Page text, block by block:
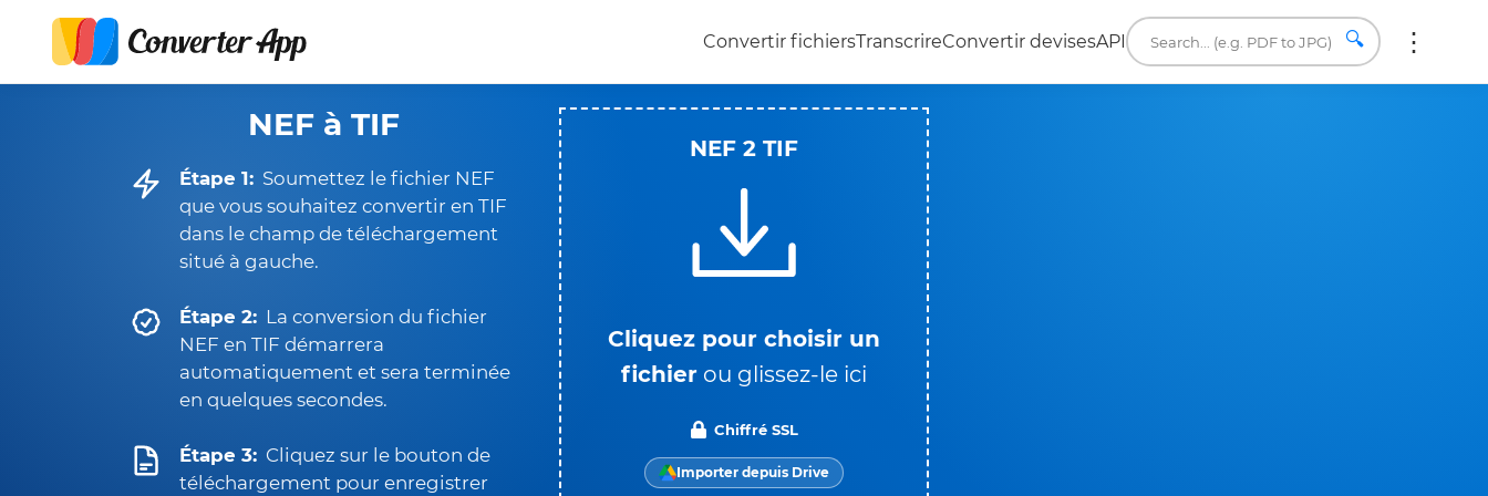
Convertir fichiersTranscrireConvertir devisesAPI 🔍
NEF à TIF
Étape 1: Soumettez le fichier NEF
que vous souhaitez convertir en TIF
dans le champ de téléchargement
situé à gauche.
Étape 2: La conversion du fichier
NEF en TIF démarrera
automatiquement et sera terminée
en quelques secondes.
Étape 3: Cliquez sur le bouton de
téléchargement pour enregistrer
NEF 2 TIF
Cliquez pour choisir un
fichier ou glissez-le ici
Chiffré SSL
Importer depuis Drive